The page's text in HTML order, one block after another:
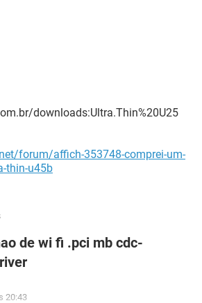
downloads:Ultra.Thin%20U25
forum/affich-353748-comprei-um-
thin-u45b
de wi fi .pci mb cdc-
20:43